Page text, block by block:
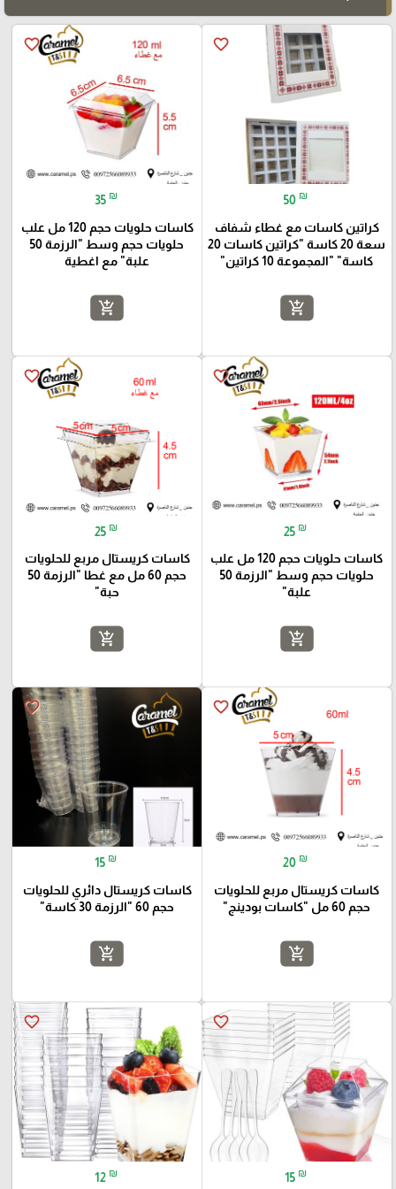
favorite_border
50 ₪
كراتين كاسات مع غطاء شفاف
سعة 20 كاسة "كراتين كاسات 20
كاسة" "المجموعة 10 كراتين"
add_shopping_cart
favorite_border
35 ₪
كاسات حلويات حجم 120 مل علب
حلويات حجم وسط "الرزمة 50
علبة" مع اغطية
add_shopping_cart
favorite_border
25 ₪
كاسات حلويات حجم 120 مل علب
حلويات حجم وسط "الرزمة 50
علبة"
add_shopping_cart
favorite_border
25 ₪
كاسات كريستال مربع للحلويات
حجم 60 مل مع غطا "الرزمة 50
حبة"
add_shopping_cart
favorite_border
20 ₪
كاسات كريستال مربع للحلويات
حجم 60 مل "كاسات بودينج"
add_shopping_cart
favorite_border
15 ₪
كاسات كريستال دائري للحلويات
حجم 60 "الرزمة 30 كاسة"
add_shopping_cart
favorite_border
15 ₪
favorite_border
12 ₪